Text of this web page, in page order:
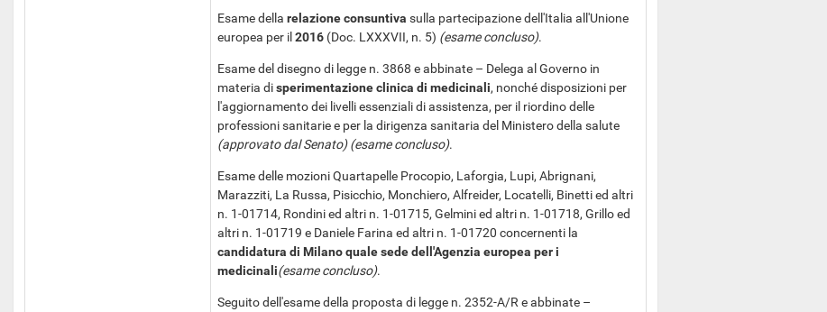
Esame della relazione consuntiva sulla partecipazione dell'Italia all'Unione
europea per il2016 (Doc. LXXXVII, n. 5) (esame concluso).
Esame del disegno di legge n. 3868 e abbinate – Delega al Governo in
materia disperimentazione clinica di medicinali, nonché disposizioni per
l'aggiornamento dei livelli essenziali di assistenza, per il riordino delle
professioni sanitarie e per la dirigenza sanitaria del Ministero della salute
(approvato dal Senato) (esame concluso).
Esame delle mozioni Quartapelle Procopio, Laforgia, Lupi, Abrignani,
Marazziti, La Russa, Pisicchio, Monchiero, Alfreider, Locatelli, Binetti ed altri
n. 1-01714, Rondini ed altri n. 1-01715, Gelmini ed altri n. 1-01718, Grillo ed
altri n. 1-01719 e Daniele Farina ed altri n. 1-01720 concernenti la
candidatura di Milano quale sede dell'Agenzia europea per i
medicinali(esame concluso).
Seguito dell'esame della proposta di legge n. 2352-A/R e abbinate –